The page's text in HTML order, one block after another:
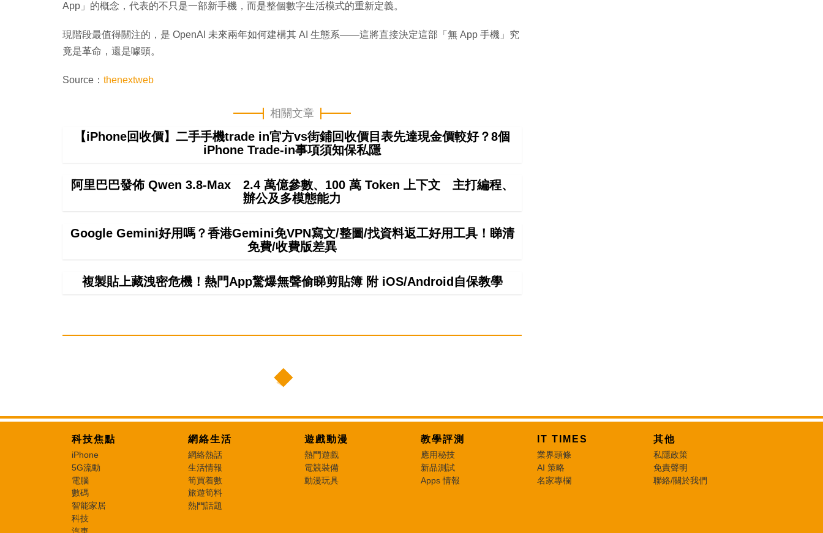
App」的概念，代表的不只是一部新手機，而是整個數字生活模式的重新定義。
現階段最值得關注的，是 OpenAI 未來兩年如何建構其 AI 生態系——這將直接決定這部「無 App 手機」究
竟是革命，還是噱頭。
Source： thenextweb
相關文章
【iPhone回收價】二手手機trade in官方vs街鋪回收價目表先達現金價較好？8個
iPhone Trade-in事項須知保私隱
阿里巴巴發佈 Qwen 3.8-Max 2.4 萬億參數、100 萬 Token 上下文 主打編程、
辦公及多模態能力
Google Gemini好用嗎？香港Gemini免VPN寫文/整圖/找資料返工好用工具！睇清
免費/收費版差異
複製貼上藏洩密危機！熱門App驚爆無聲偷睇剪貼簿 附 iOS/Android自保教學
科技焦點
iPhone
5G流動
電腦
數碼
智能家居
科技
汽車
網絡生活
網絡熱話
生活情報
筍買着數
旅遊筍料
熱門話題
遊戲動漫
熱門遊戲
電競裝備
動漫玩具
教學評測
應用秘技
新品測試
Apps 情報
IT TIMES
業界頭條
AI 策略
名家專欄
其他
私隱政策
免責聲明
聯絡/關於我們